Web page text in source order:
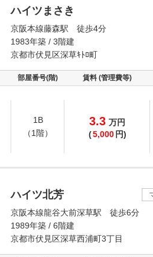
ハイツまさき
京阪本線藤森駅 徒歩4分
1983年築 / 3階建
京都市伏見区深草ｷﾄﾛ町
部屋番号(階) 賃料 (管理費等)
1B
（1階）
3.3 万円
(5,000 円)
ハイツ北芳
京阪本線龍谷大前深草駅 徒歩6分
1989年築 / 6階建
京都市伏見区深草西浦町3丁目